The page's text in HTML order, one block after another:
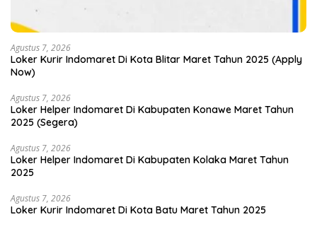
Agustus 7, 2026
Loker Kurir Indomaret Di Kota Blitar Maret Tahun 2025 (Apply
Now)
Agustus 7, 2026
Loker Helper Indomaret Di Kabupaten Konawe Maret Tahun
2025 (Segera)
Agustus 7, 2026
Loker Helper Indomaret Di Kabupaten Kolaka Maret Tahun
2025
Agustus 7, 2026
Loker Kurir Indomaret Di Kota Batu Maret Tahun 2025